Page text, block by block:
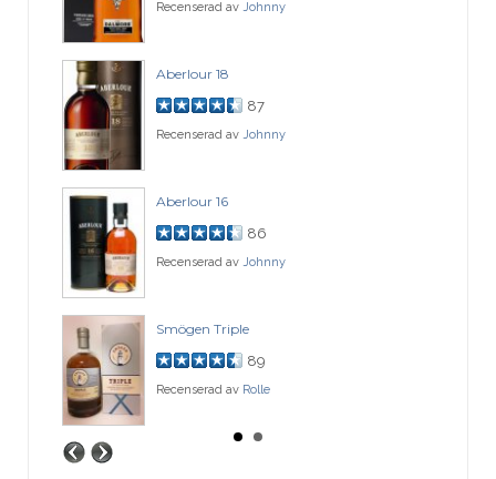
Recenserad av Johnny
Aberlour 18
87
Recenserad av Johnny
Aberlour 16
86
Recenserad av Johnny
Smögen Triple
89
Recenserad av Rolle